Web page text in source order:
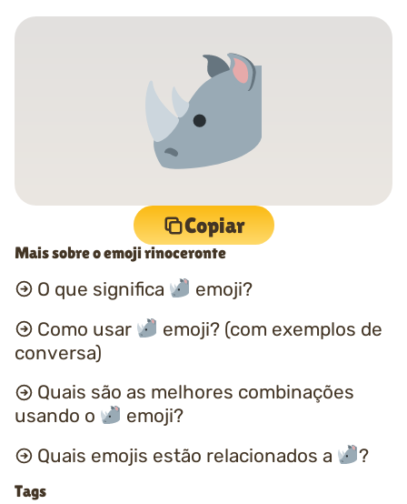
Copiar
Mais sobre o emoji rinoceronte
O que significa
emoji?
Como usar
emoji? (com exemplos de
conversa)
Quais são as melhores combinações
usando o
emoji?
Quais emojis estão relacionados a
?
Tags